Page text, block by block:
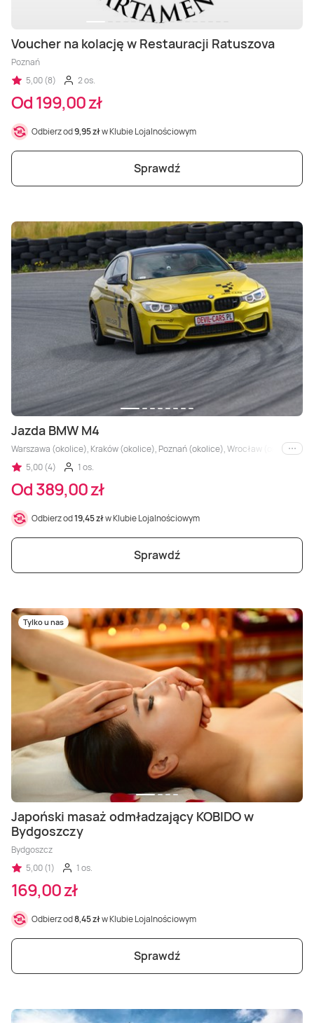
Voucher na kolację w Restauracji Ratuszova
Poznań
5,00 (8)
2 os.
Od 199,00 zł
Odbierz od9,95 złw Klubie Lojalnościowym
Sprawdź
Jazda BMW M4
Warszawa (okolice), Kraków (okolice), Poznań (okolice), Wrocław (okolice),
i inne
5,00 (4)
1 os.
Od 389,00 zł
Odbierz od19,45 złw Klubie Lojalnościowym
Sprawdź
Tylko u nas
Japoński masaż odmładzający KOBIDO w
Bydgoszczy
Bydgoszcz
5,00 (1)
1 os.
169,00 zł
Odbierz od8,45 złw Klubie Lojalnościowym
Sprawdź